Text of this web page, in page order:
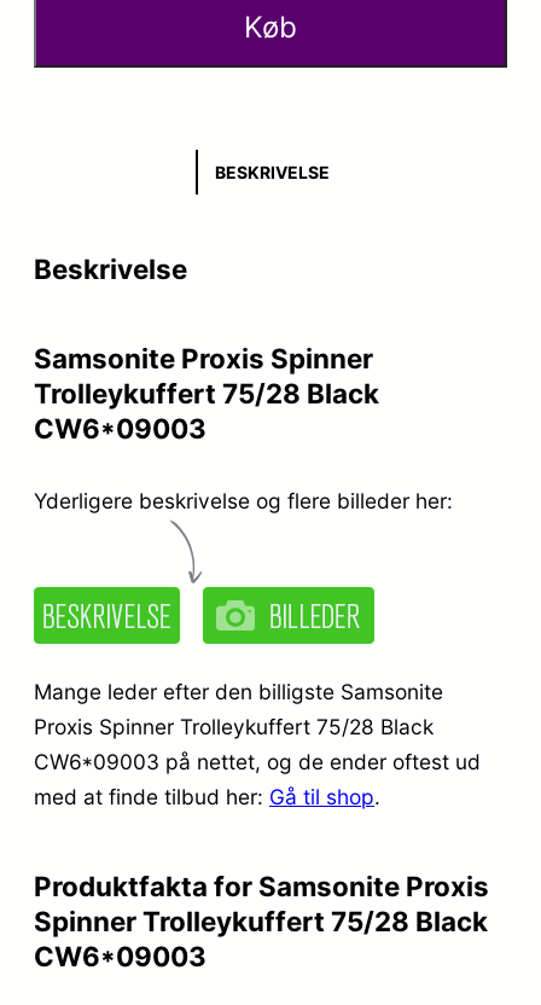
Køb
BESKRIVELSE
Beskrivelse
Samsonite Proxis Spinner
Trolleykuffert 75/28 Black
CW6*09003
Yderligere beskrivelse og flere billeder her:
Mange leder efter den billigste Samsonite
Proxis Spinner Trolleykuffert 75/28 Black
CW6*09003 på nettet, og de ender oftest ud
med at finde tilbud her: Gå til shop.
Produktfakta for Samsonite Proxis
Spinner Trolleykuffert 75/28 Black
CW6*09003